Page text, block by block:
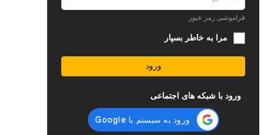
فراموشی رمز عبور
مرا به خاطر بسپار
ورود
ورود با شبکه های اجتماعی